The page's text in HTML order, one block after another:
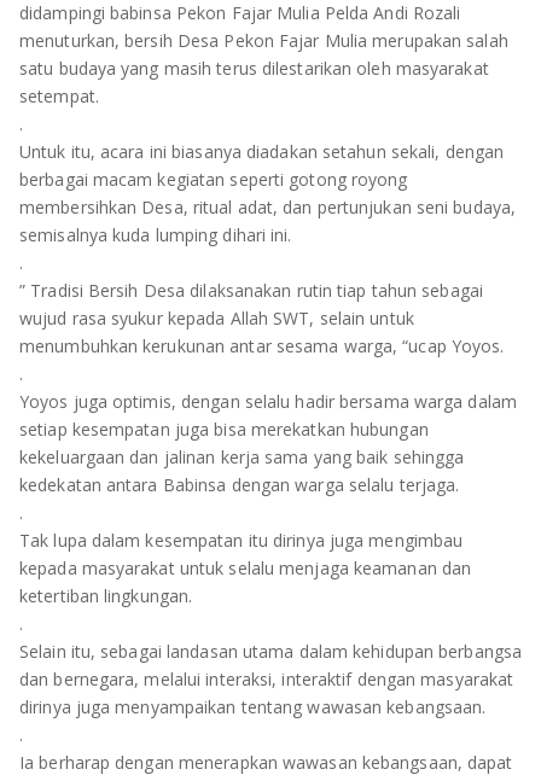
PRINGSEWU
didampingi babinsa Pekon Fajar Mulia Pelda Andi Rozali
menuturkan, bersih Desa Pekon Fajar Mulia merupakan salah
satu budaya yang masih terus dilestarikan oleh masyarakat
setempat.
.
Untuk itu, acara ini biasanya diadakan setahun sekali, dengan
berbagai macam kegiatan seperti gotong royong
membersihkan Desa, ritual adat, dan pertunjukan seni budaya,
semisalnya kuda lumping dihari ini.
.
” Tradisi Bersih Desa dilaksanakan rutin tiap tahun sebagai
wujud rasa syukur kepada Allah SWT, selain untuk
menumbuhkan kerukunan antar sesama warga, “ucap Yoyos.
.
Yoyos juga optimis, dengan selalu hadir bersama warga dalam
setiap kesempatan juga bisa merekatkan hubungan
kekeluargaan dan jalinan kerja sama yang baik sehingga
kedekatan antara Babinsa dengan warga selalu terjaga.
.
Tak lupa dalam kesempatan itu dirinya juga mengimbau
kepada masyarakat untuk selalu menjaga keamanan dan
ketertiban lingkungan.
.
Selain itu, sebagai landasan utama dalam kehidupan berbangsa
dan bernegara, melalui interaksi, interaktif dengan masyarakat
dirinya juga menyampaikan tentang wawasan kebangsaan.
.
Ia berharap dengan menerapkan wawasan kebangsaan, dapat